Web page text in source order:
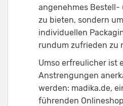
angenehmes Bestell-
zu bieten, sondern
individuellen
rundum zufrieden zu
Umso erfreulicher ist
Anstrengungen
werden: madika.de,
führenden